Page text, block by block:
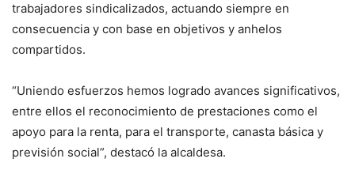
trabajadores sindicalizados, actuando siempre en
consecuencia y con base en objetivos y anhelos
compartidos.
“Uniendo esfuerzos hemos logrado avances significativos,
entre ellos el reconocimiento de prestaciones como el
apoyo para la renta, para el transporte, canasta básica y
previsión social”, destacó la alcaldesa.